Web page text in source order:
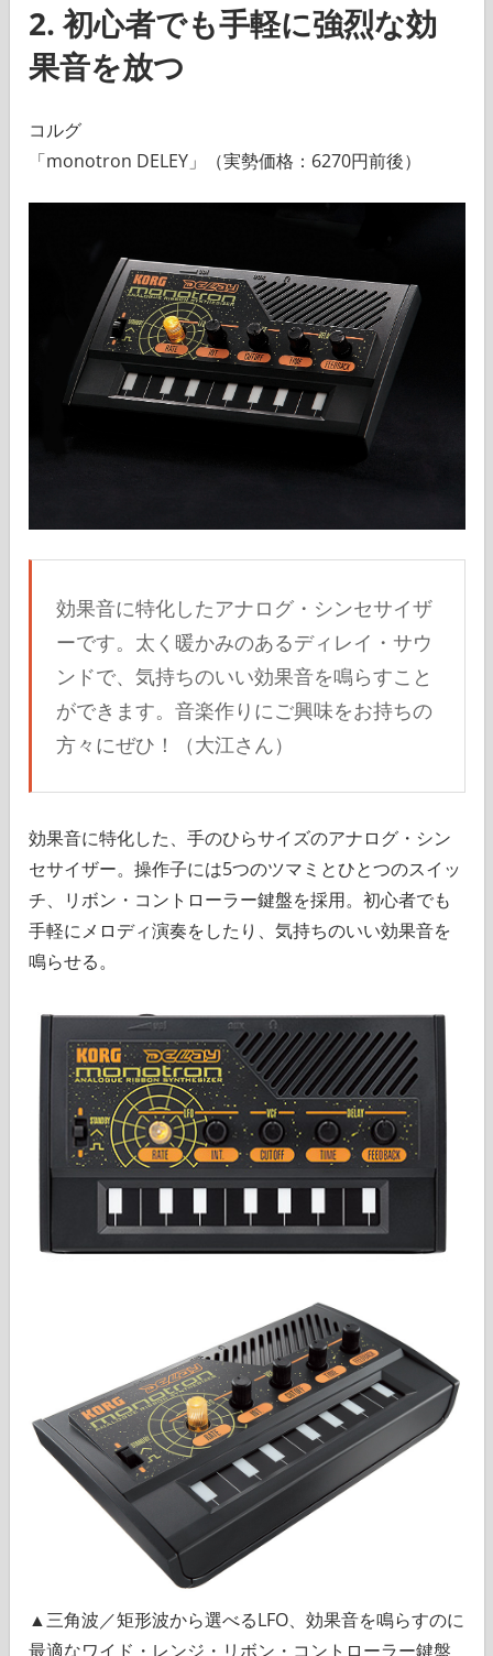
2. 初心者でも手軽に強烈な効
果音を放つ
コルグ
「monotron DELEY」（実勢価格：6270円前後）
効果音に特化したアナログ・シンセサイザ
ーです。太く暖かみのあるディレイ・サウ
ンドで、気持ちのいい効果音を鳴らすこと
ができます。音楽作りにご興味をお持ちの
方々にぜひ！（大江さん）
効果音に特化した、手のひらサイズのアナログ・シン
セサイザー。操作子には5つのツマミとひとつのスイッ
チ、リボン・コントローラー鍵盤を採用。初心者でも
手軽にメロディ演奏をしたり、気持ちのいい効果音を
鳴らせる。
▲三角波／矩形波から選べるLFO、効果音を鳴らすのに
最適なワイド・レンジ・リボン・コントローラー鍵盤